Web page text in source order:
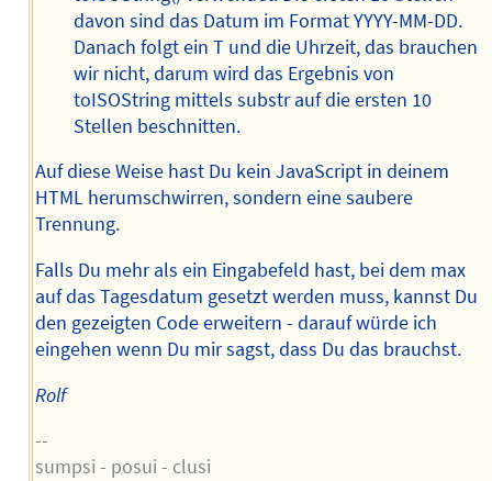
davon sind das Datum im Format YYYY-MM-DD.
Danach folgt ein T und die Uhrzeit, das brauchen
wir nicht, darum wird das Ergebnis von
toISOString mittels substr auf die ersten 10
Stellen beschnitten.
Auf diese Weise hast Du kein JavaScript in deinem
HTML herumschwirren, sondern eine saubere
Trennung.
Falls Du mehr als ein Eingabefeld hast, bei dem max
auf das Tagesdatum gesetzt werden muss, kannst Du
den gezeigten Code erweitern - darauf würde ich
eingehen wenn Du mir sagst, dass Du das brauchst.
Rolf
--
sumpsi - posui - clusi